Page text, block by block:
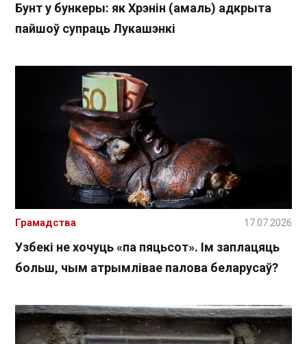
Бунт у бункеры: як Хрэнін (амаль) адкрыта
пайшоў супраць Лукашэнкі
Узбекі не хочуць «па пяцьсот». Ім заплацяць
больш, чым атрымлівае палова беларусаў?
Грамадства 17.07.2026